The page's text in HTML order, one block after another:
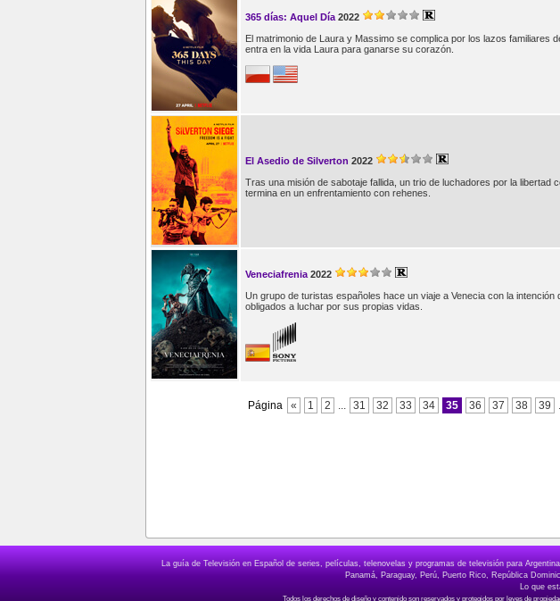
365 días: Aquel Día 2022
El matrimonio de Laura y Massimo se complica por los lazos familiares
entra en la vida Laura para ganarse su corazón.
El Asedio de Silverton 2022
Tras una misión de sabotaje fallida, un trio de luchadores por la libertad
termina en un enfrentamiento con rehenes.
Veneciafrenia 2022
Un grupo de turistas españoles hace un viaje a Venecia con la
obligados a luchar por sus propias vidas.
Página « 1 2 ... 31 32 33 34 35 36 37 38 39
La guía de Televisión en Español de series, películas, telenovelas y programas de televisión para
Panamá, Paraguay, Perú, Puerto Rico, República
Lo que